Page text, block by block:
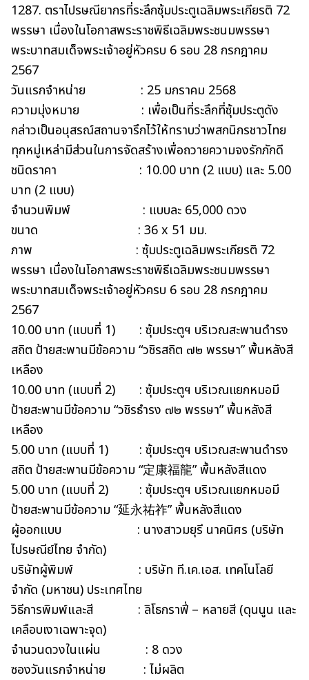
1287. ตราไปรษณียากรที่ระลึกซุ้มประตูเฉลิมพระเกียรติ 72
พรรษา เนื่องในโอกาสพระราชพิธีเฉลิมพระชนมพรรษา
พระบาทสมเด็จพระเจ้าอยู่หัวครบ 6 รอบ 28 กรกฎาคม
2567
วันแรกจำหน่าย : 25 มกราคม 2568
ความมุ่งหมาย : เพื่อเป็นที่ระลึกที่ซุ้มประตูดัง
กล่าวเป็นอนุสรณ์สถานจารึกไว้ให้ทราบว่าพสกนิกรชาวไทย
ทุกหมู่เหล่ามีส่วนในการจัดสร้างเพื่อถวายความจงรักภักดี
ชนิดราคา : 10.00 บาท (2 แบบ) และ 5.00
บาท (2 แบบ)
จำนวนพิมพ์ : แบบละ 65,000 ดวง
ขนาด : 36 x 51 มม.
ภาพ : ซุ้มประตูเฉลิมพระเกียรติ 72
พรรษา เนื่องในโอกาสพระราชพิธีเฉลิมพระชนมพรรษา
พระบาทสมเด็จพระเจ้าอยู่หัวครบ 6 รอบ 28 กรกฎาคม
2567
10.00 บาท (แบบที่ 1) : ซุ้มประตูฯ บริเวณสะพานดำรง
สถิต ป้ายสะพานมีข้อความ “วชิรสถิต ๗๒ พรรษา” พื้นหลังสี
เหลือง
10.00 บาท (แบบที่ 2) : ซุ้มประตูฯ บริเวณแยกหมอมี
ป้ายสะพานมีข้อความ “วชิรธำรง ๗๒ พรรษา” พื้นหลังสี
เหลือง
5.00 บาท (แบบที่ 1) : ซุ้มประตูฯ บริเวณสะพานดำรง
สถิต ป้ายสะพานมีข้อความ “定康福龍” พื้นหลังสีแดง
5.00 บาท (แบบที่ 2) : ซุ้มประตูฯ บริเวณแยกหมอมี
ป้ายสะพานมีข้อความ “延永祐祚” พื้นหลังสีแดง
ผู้ออกแบบ : นางสาวมยุรี นาคนิศร (บริษัท
ไปรษณีย์ไทย จำกัด)
บริษัทผู้พิมพ์ : บริษัท ที.เค.เอส. เทคโนโลยี
จำกัด (มหาชน) ประเทศไทย
วิธีการพิมพ์และสี : ลิโธกราฟี่ – หลายสี (ดุนนูน และ
เคลือบเงาเฉพาะจุด)
จำนวนดวงในแผ่น : 8 ดวง
ซองวันแรกจำหน่าย : ไม่ผลิต